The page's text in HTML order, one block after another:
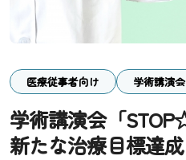
医療従事者向け 学術講演会
学術講演会「
新たな治療目標達成